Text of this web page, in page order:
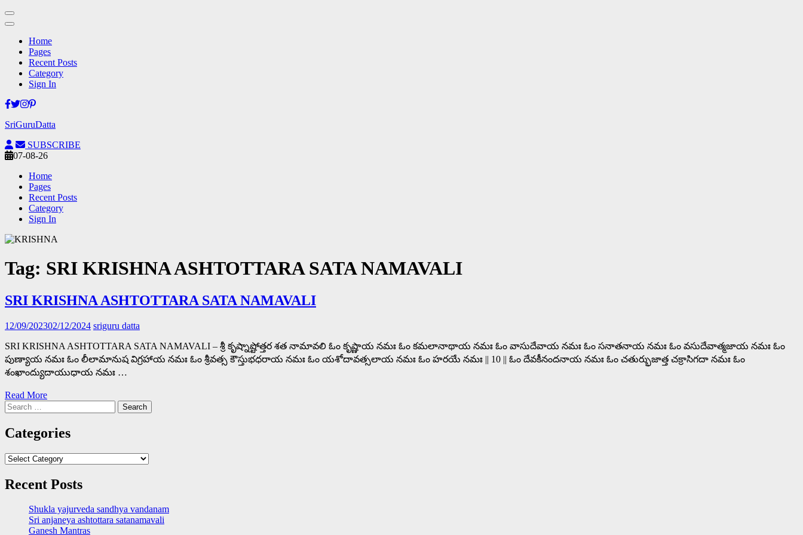
Home
Pages
Recent Posts
Category
Sign In
Skip
content
Enter)
SriGuruDatta
SUBSCRIBE
07-08-26
Home
Pages
Recent Posts
Category
Sign In
Tag: SRI KRISHNA ASHTOTTARA SATA NAMAVALI
SRI KRISHNA ASHTOTTARA SATA NAMAVALI
12/09/202302/12/2024 sriguru datta
SRI KRISHNA ASHTOTTARA SATA NAMAVALI – శ్రీ కృష్నాష్టోత్తర శత నామావలి ఓం కృష్ణాయ నమః ఓం కమలానాథాయ నమః ఓం వాసుదేవాయ నమః ఓం సనాతనాయ నమః ఓం వసుదేవాత్మజాయ నమః ఓం
పుణ్యాయ నమః ఓం లీలామానుష విగ్రహాయ నమః ఓం శ్రీవత్స కౌస్తుభధరాయ నమః ఓం యశోదావత్సలాయ నమః ఓం హరయే నమః || 10 || ఓం దేవకీనందనాయ నమః ఓం చతుర్భుజాత్త చక్రాసిగదా నమః ఓం
శంఖాంద్యుదాయుధాయ నమః …
Read More
Search
for:
Categories
Categories
Recent Posts
Shukla yajurveda sandhya vandanam
Sri anjaneya ashtottara satanamavali
Ganesh Mantras